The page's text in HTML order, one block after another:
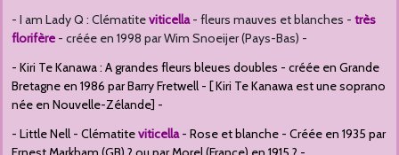
- I am Lady Q : Clématiteviticella- fleurs mauves et blanches - très
florifère - créée en 1998 par Wim Snoeijer (Pays-Bas) -
- Kiri Te Kanawa : A grandes fleurs bleues doubles - créée en Grande
Bretagne en 1986 par Barry Fretwell - [ Kiri Te Kanawa est une soprano
née en Nouvelle-Zélande] -
- Little Nell - Clématiteviticella- Rose et blanche - Créée en 1935 par